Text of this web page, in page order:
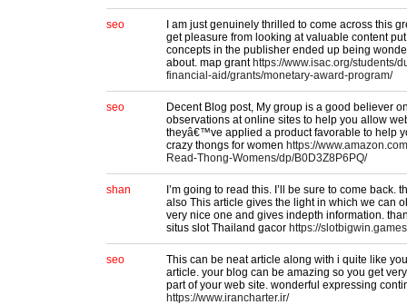
seo
I am just genuinely thrilled to come across this
get pleasure from looking at valuable content
concepts in the publisher ended up being
about. map grant https://www.isac.org/students/
financial-aid/grants/monetary-award-program/
seo
Decent Blog post, My group is a good believer
observations at online sites to help you allow
theyâ€™ve applied a product favorable to help
crazy thongs for women https://
Read-Thong-Womens/dp/B0D3Z8P6PQ/
shan
I’m going to read this. I’ll be sure to come back.
also This article gives the light in which we can
very nice one and gives indepth information.
situs slot Thailand gacor https://
seo
This can be neat article along with i quite like
article. your blog can be amazing so you get
part of your web site. wonderful expressing
https://www.irancharter.ir/